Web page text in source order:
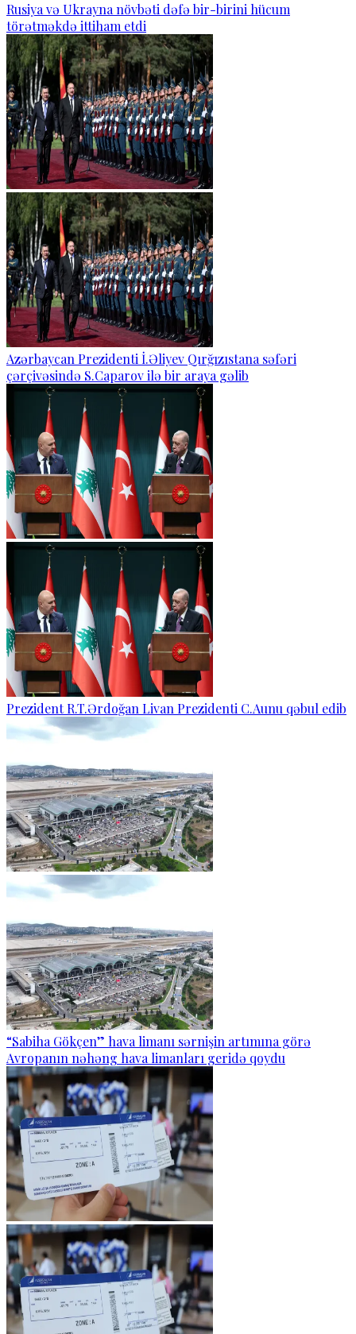
Rusiya və Ukrayna növbəti dəfə bir-birini hücum
törətməkdə ittiham etdi
Azərbaycan Prezidenti İ.Əliyev Qırğızıstana səfəri
çərçivəsində S.Caparov ilə bir araya gəlib
Prezident R.T.Ərdoğan Livan Prezidenti C.Aunu qəbul edib
“Sabiha Gökçen” hava limanı sərnişin artımına görə
Avropanın nəhəng hava limanları geridə qoydu